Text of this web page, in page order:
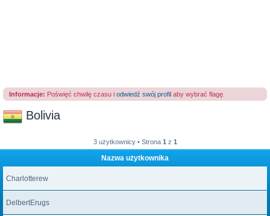
Informacje: Poświęć chwilę czasu i odwiedź swój profil aby wybrać flagę.
Bolivia
3 użytkownicy • Strona 1 z 1
Nazwa użytkownika
Charlotterew
DelbertErugs